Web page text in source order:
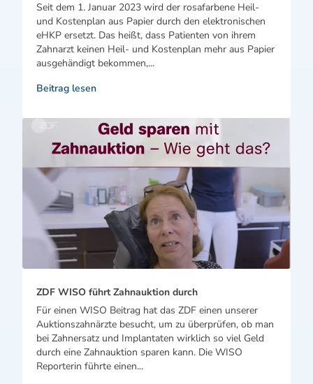
Seit dem 1. Januar 2023 wird der rosafarbene Heil-
und Kostenplan aus Papier durch den elektronischen
eHKP ersetzt. Das heißt, dass Patienten von ihrem
Zahnarzt keinen Heil- und Kostenplan mehr aus Papier
ausgehändigt bekommen,...
Beitrag lesen
ZDF WISO führt Zahnauktion durch
Für einen WISO Beitrag hat das ZDF einen unserer
Auktionszahnärzte besucht, um zu überprüfen, ob man
bei Zahnersatz und Implantaten wirklich so viel Geld
durch eine Zahnauktion sparen kann. Die WISO
Reporterin führte einen...